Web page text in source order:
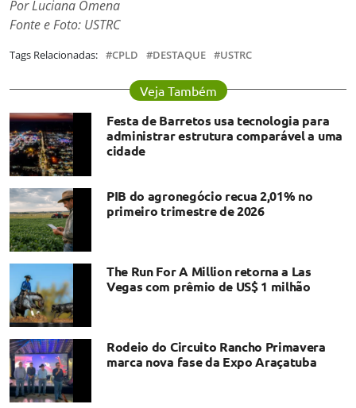
Por Luciana Omena
Fonte e Foto: USTRC
Tags Relacionadas: CPLD DESTAQUE USTRC
Veja Também
Festa de Barretos usa tecnologia para
administrar estrutura comparável a uma
cidade
PIB do agronegócio recua 2,01% no
primeiro trimestre de 2026
The Run For A Million retorna a Las
Vegas com prêmio de US$ 1 milhão
Rodeio do Circuito Rancho Primavera
marca nova fase da Expo Araçatuba